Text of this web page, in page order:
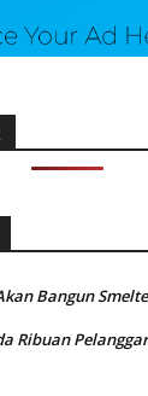
Bangun
Ribuan